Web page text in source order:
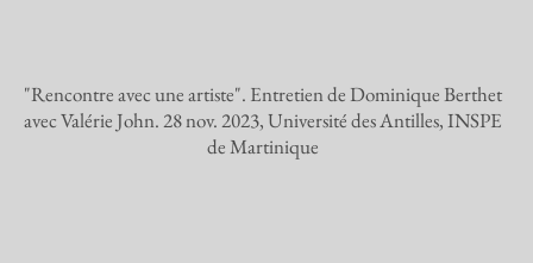
"Rencontre avec une artiste". Entretien de Dominique Berthet
avec Valérie John. 28 nov. 2023, Université des Antilles, INSPE
de Martinique